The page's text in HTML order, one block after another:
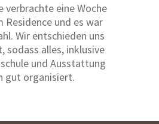
verbrachte eine Woche
Residence und es war
Wir entschieden uns
sodass alles, inklusive
und Ausstattung
gut organisiert.